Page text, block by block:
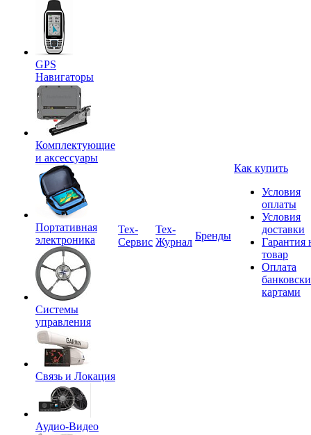
GPS
Навигаторы
Комплектующие
и аксессуары
Портативная
электроника
Системы
управления
Связь и Локация
Аудио-Видео
Tex-
Сервис
Тех-
Журнал
Бренды
Как купить
Условия
оплаты
Условия
доставки
Гарантия
товар
Оплата
картами